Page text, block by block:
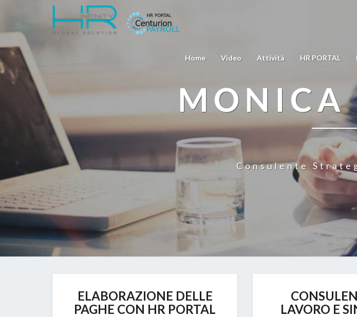
Home Video Attività HR PORTAL
Consulente
ELABORAZIONE DELLE
PAGHE CON HR PORTAL
LAVORO E